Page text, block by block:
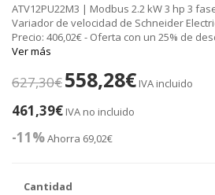
ATV12PU22M3 | Modbus 2.2 kW 3 hp 3
Variador de velocidad de Schneider
Precio: 406,02€ - Oferta con un 25% de
Ver más
627,30€558,28€ IVA incluido
461,39€ IVA no incluido
-11%Ahorra 69,02€
Cantidad